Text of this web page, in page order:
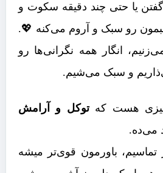
یا حتی چند دقیقه سکوت و
رو سبک و آروم می‌کنه 💖.
انگار همه نگرانی‌ها رو
و سبک می‌شیم.
چیزی هست کهتوکل و آرامش
می‌ده.
باورمون قوی‌تر میشه